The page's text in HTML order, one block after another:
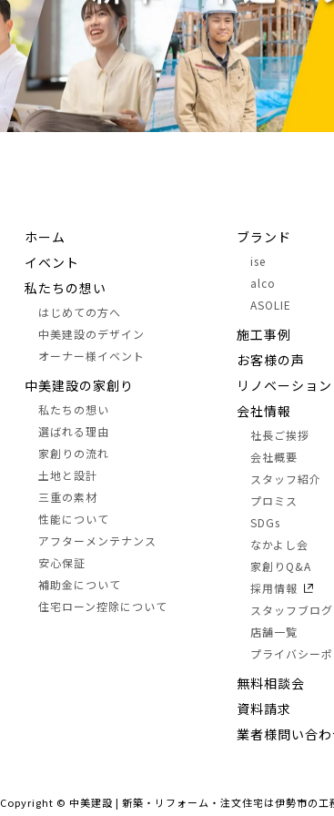
ホーム
イベント
私たちの想い
はじめての方へ
中美建設のデザイン
オーナー様イベント
中美建設の家創り
私たちの想い
選ばれる理由
家創りの流れ
土地と設計
三重の素材
性能について
アフターメンテナンス
安心保証
補助金について
住宅ローン控除について
ブランド
ise
alco
ASOLIE
施⼯事例
お客様の声
リノベーショ
会社情報
社長ご挨拶
会社概要
スタッフ紹介
プロミス
SDGs
なかよし会
家創りQ&A
採用情報
スタッフブログ
店舗一覧
プライバシー
無料相談会
資料請求
業者様問い合わ
Copyright © 中美建設 | 新築・リフォーム・注文住宅は伊勢市の工